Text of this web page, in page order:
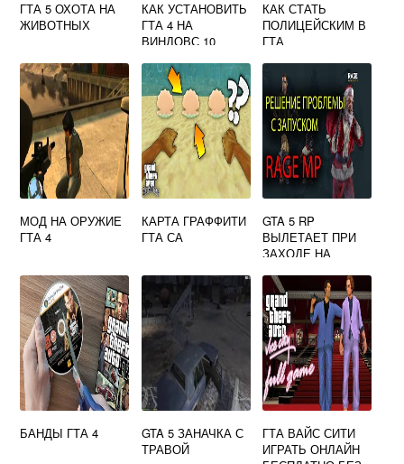
ГТА 5 ОХОТА НА
ЖИВОТНЫХ
КАК УСТАНОВИТЬ
ГТА 4 НА
ВИНДОВС 10
КАК СТАТЬ
ПОЛИЦЕЙСКИМ В
ГТА
МОД НА ОРУЖИЕ
ГТА 4
КАРТА ГРАФФИТИ
ГТА СА
GTA 5 RP
ВЫЛЕТАЕТ ПРИ
ЗАХОДЕ НА
БАНДЫ ГТА 4
GTA 5 ЗАНАЧКА С
ТРАВОЙ
ГТА ВАЙС СИТИ
ИГРАТЬ ОНЛАЙН